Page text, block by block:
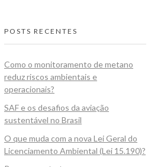
POSTS RECENTES
Como o monitoramento de metano
reduz riscos ambientais e
operacionais?
SAF e os desafios da aviação
sustentável no Brasil
O que muda com a nova Lei Geral do
Licenciamento Ambiental (Lei 15.190)?